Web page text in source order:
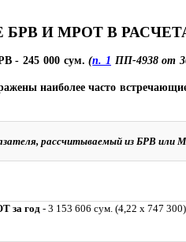
И МРОТ В
- 245 000 сум.(п. 1 ПП-4938 от
наиболее часто
рассчитываемый из БРВ или
за год - 3 153 606 сум. (4,22 х 747 300)